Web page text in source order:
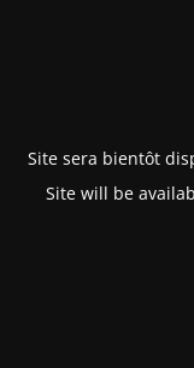
Site sera bientôt
Site will be